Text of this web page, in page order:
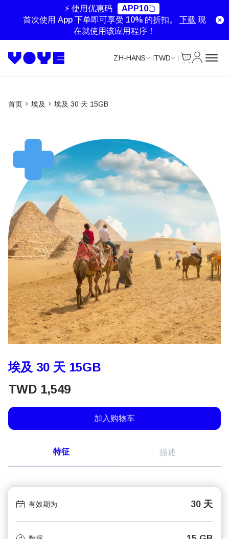
⚡ 使用优惠码
APP10
首次使用 App 下单即可享受 10% 的折扣。 下载 现
在就使用该应用程序！
ZH-HANS TWD
首页 埃及 埃及 30 天 15GB
埃及 30 天 15GB
TWD 1,549
加入购物车
特征 描述
有效期为 30 天